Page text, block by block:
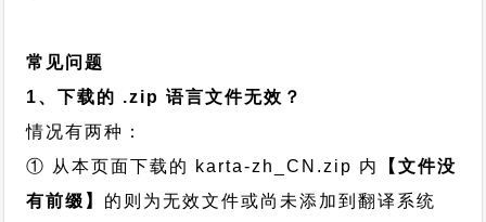
常见问题
1、下载的 .zip 语言文件无效？
情况有两种：
① 从本页面下载的 karta-zh_CN.zip 内
【文件没
有前缀】 的则为无效文件或尚未添加到翻译系统